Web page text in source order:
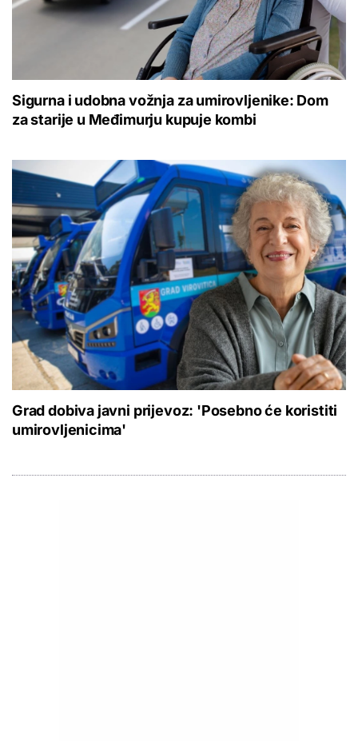
Sigurna i udobna vožnja za umirovljenike: Dom
za starije u Međimurju kupuje kombi
Grad dobiva javni prijevoz: 'Posebno će koristiti
umirovljenicima'